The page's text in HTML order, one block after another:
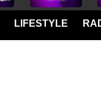
LIFESTYLE